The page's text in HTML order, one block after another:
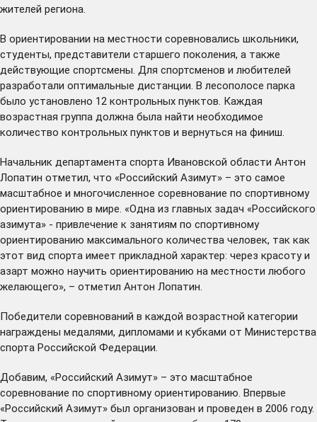
жителей региона.
В ориентировании на местности соревновались школьники,
студенты, представители старшего поколения, а также
действующие спортсмены. Для спортсменов и любителей
разработали оптимальные дистанции. В лесополосе парка
было установлено 12 контрольных пунктов. Каждая
возрастная группа должна была найти необходимое
количество контрольных пунктов и вернуться на финиш.
Начальник департамента спорта Ивановской области Антон
Лопатин отметил, что «Российский Азимут» – это самое
масштабное и многочисленное соревнование по спортивному
ориентированию в мире. «Одна из главных задач «Российского
азимута» - привлечение к занятиям по спортивному
ориентированию максимального количества человек, так как
этот вид спорта имеет прикладной характер: через красоту и
азарт можно научить ориентированию на местности любого
желающего», – отметил Антон Лопатин.
Победители соревнований в каждой возрастной категории
награждены медалями, дипломами и кубками от Министерства
спорта Российской Федерации.
Добавим, «Российский Азимут» – это масштабное
соревнование по спортивному ориентированию. Впервые
«Российский Азимут» был организован и проведен в 2006 году.